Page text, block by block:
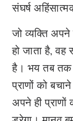
संघर्ष
जो व्यक्ति अपने
हो जाता है,
है। भय तब तक
प्राणों को
अपने ही प्राणों